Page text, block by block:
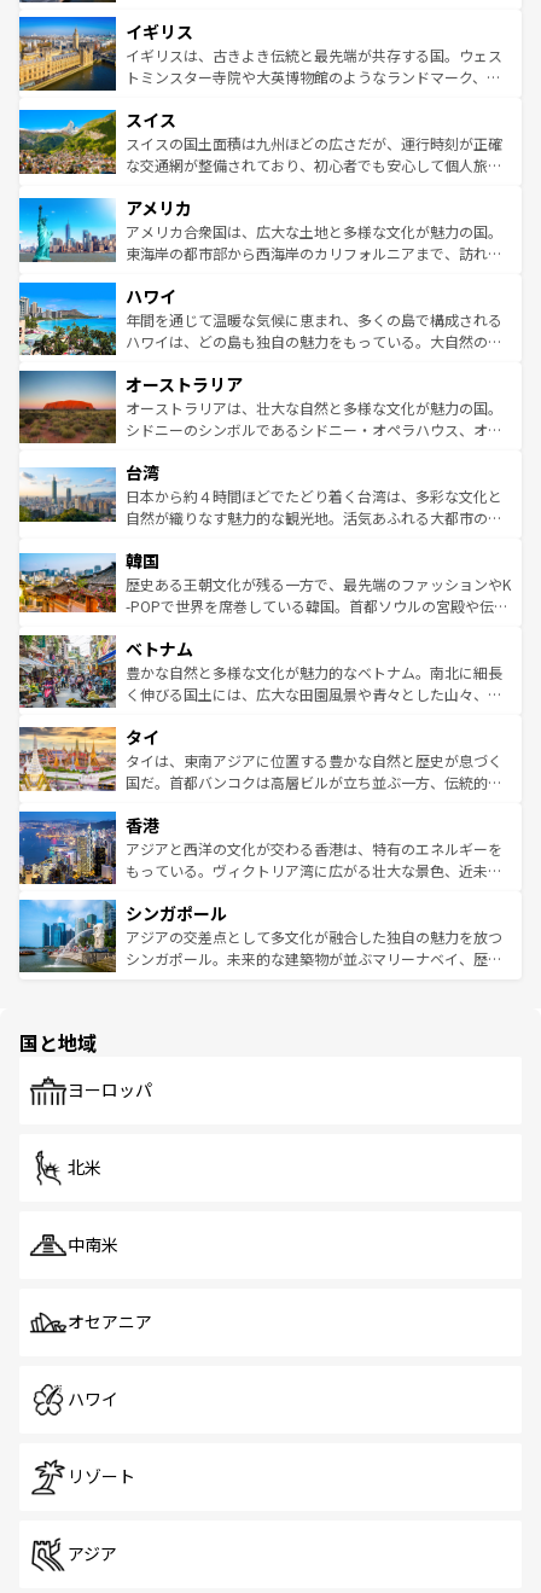
いる。シャンパンの発祥地であるランス、プロヴァンスの
香り高いラベンダー畑など、多彩な楽しみ方が可能だ。さ
らに、パリ以外の地域にも魅力が溢れており、どの街角に
れる地方に足を運ぶとそれぞれで全く異なる文化を体験で
きるだろう。 なお、新着のフランス情報はコンテンツ一覧
を参照してほしい。
顔を持つこの国は、どこを歩いても飽きることがない。ベ
ルリンの文化的活気、バイエルン州のアルプスの絶景、そ
してライン川沿いのワイン畑といった風景は必見。ビール
は、お酒好きな人にはぜひ体験してほしい。 なお、新着の
ドイツ情報はコンテンツ一覧を参照してほしい。
イギリス
イギリスは、古きよき伝統と最先端が共存する国。ウェス
トミンスター寺院や大英博物館のようなランドマーク、歴
リアごとに異なる魅力がある。また、優雅なアフタヌーン
ティー、ビール好きにはたまらない英国パブ、サッカー観
戦など、本場だからこそできる体験も豊富。イギリスを旅
ンツ一覧を参照してほしい。
スイス
スイスの国土面積は九州ほどの広さだが、運行時刻が正確
な交通網が整備されており、初心者でも安心して個人旅行
の建物がそのまま残る町や、スイスならではのユニークな
博物館もあり、アルプス観光だけでなく町歩きも満喫する
ことができる。国民の所得が高いため物価も高いが、旅行
ば市内交通費無料で観光を楽しむこともできる。 なお、新
着のスイス情報はコンテンツ一覧 を参照してほしい。
アメリカ
アメリカ合衆国は、広大な土地と多様な文化が魅力の国。
東海岸の都市部から西海岸のカリフォルニアまで、訪れる
のような巨大都市は、観光、ショッピング、エンターテイ
ンメントが詰まった刺激的なスポットだ。一方、アメリカ
西部には大自然が広がり、グランドキャニオンやイエロー
部のニューオーリンズでは、音楽と美食が融合した独特の
文化が魅力。旅行者はアメリカの各地域で異なる魅力を楽
しみながら、その多様性と豊かな歴史を感じることができ
ならではの贅沢な旅のスタイルだ。 なお、新着のアメリカ
情報はコンテンツ一覧を参照してほしい。
ハワイ
年間を通じて温暖な気候に恵まれ、多くの島で構成される
ハワイは、どの島も独自の魅力をもっている。大自然の神
ワイ島は見逃せない。また、定番の観光地といえばオアフ
島だが、静かな自然を求めるならマウイ島やカウアイ島が
おすすめ。エメラルドグリーンに輝く海をはじめ、豊かな
れるおもてなしの心で訪れる人々を迎えてくれるハワイの
人々、おいしいローカルフードやハワイアンミュージッ
ク、伝統的なフラダンスなど、すべてがハワイの魅力を彩
ワイを、存分に味わってほしい。 なお、新着のハワイ情報
はコンテンツ一覧を参照してほしい。
オーストラリア
オーストラリアは、壮大な自然と多様な文化が魅力の国。
シドニーのシンボルであるシドニー・オペラハウス、オー
リアリーフや大陸中央部にそびえるウルル（エアーズロッ
ク）、タスマニアの美しい原生林やケアンズの熱帯雨林な
ど、見どころがたくさん。また、カフェやワイン、オージ
いる。アクティビティも充実しており、サーフィンやダイ
ビング、ハイキングなど、アウトドア好きにはたまらな
い。オーストラリアの多彩な魅力を存分に味わいつくそ
参照してほしい。
台湾
日本から約４時間ほどでたどり着く台湾は、多彩な文化と
自然が織りなす魅力的な観光地。活気あふれる大都市の台
ン）、静ひつな山岳地帯である台湾東部など、都市の喧騒
と山間の静けさが共存しており、訪れる人に新しい発見と
驚きをもたらしてくれる。また、奥深い台湾の食文化も魅
容にもいいと評判のスイーツなど、バラエティ豊かな料理
が味わえる。 なお、新着の台湾情報は コンテンツ一覧を参
照してほしい。
韓国
歴史ある王朝文化が残る一方で、最先端のファッションやK
-POPで世界を席巻している韓国。首都ソウルの宮殿や伝統
き、地方に足を延ばせば四季折々の自然美を楽しむことが
できる。そして、キムチや焼肉、絶品のストリートフード
まで、さまざまな韓国料理が待っている。夜には、韓国な
リティに包まれながら、韓国の多彩な魅力を心ゆくまで味
わってみてほしい。 なお、新着の韓国情報はコンテンツ一
覧を参照してほしい。
ベトナム
豊かな自然と多様な文化が魅力的なベトナム。南北に細長
く伸びる国土には、広大な田園風景や青々とした山々、世
急速な発展と共に伝統が息づく。ハノイの古い町並みやホ
ーチミン市のフランス統治時代の建物も、独特の雰囲気を
醸し出している。また、バラエティの豊かさとおいしさで
とつ。フォーやバインミー、ベトナムコーヒーなどは、ぜ
ひ現地で味わいたい。どの地域を訪れてもあたたかい人々
が旅行者を迎えてくれるので、きっと忘れられない旅にな
参照してほしい。
タイ
タイは、東南アジアに位置する豊かな自然と歴史が息づく
国だ。首都バンコクは高層ビルが立ち並ぶ一方、伝統的な
の活気が交差している。北部ではチェンマイなどの山岳地
帯で自然と触れ合い、南部ではプーケットやクラビの美し
いビーチでリゾート気分を楽しむことができる。タイ料理
激する。気候は一年中温暖で、どの季節にも異なる楽しみ
が待っている。親しみやすいタイの人々、仏教を中心とし
た文化、そして多様な観光資源が、訪れる旅人を魅了し続
香港
アジアと西洋の文化が交わる香港は、特有のエネルギーを
もっている。ヴィクトリア湾に広がる壮大な景色、近未来
み、どこを訪れても感動するはず。観光スポットが密集し
ており、効率よく見どころを回れるのも魅力。息をのむよ
うな絶景から文化的な体験まで、香港を存分に楽しみ尽く
シンガポール
アジアの交差点として多文化が融合した独自の魅力を放つ
シンガポール。未来的な建築物が並ぶマリーナベイ、歴史
で、ホーカーズは地元の風情を楽しめる外せないスポット
国と地域
ヨーロッパ
北米
中南米
オセアニア
ハワイ
リゾート
アジア